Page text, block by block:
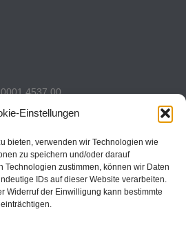
Einstellungen
bieten, verwenden wir Technologien wie
zu speichern und/oder darauf
Technologien zustimmen, können wir Daten
IDs auf dieser Website verarbeiten.
Widerruf der Einwilligung kann bestimmte
4537 00
2493 7